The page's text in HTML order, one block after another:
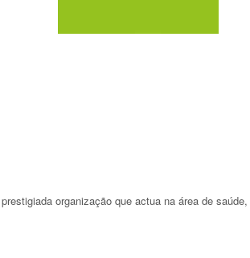
organização que actua na área de